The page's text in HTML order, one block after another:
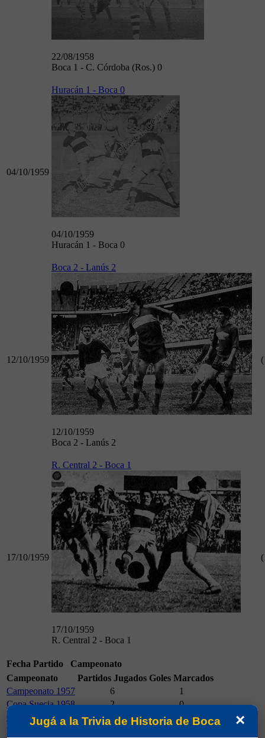
22/08/1958
Boca 1 - C. Córdoba (Ros.) 0
04/10/1959
Huracán 1 - Boca 0
04/10/1959
Huracán 1 - Boca 0
12/10/1959
Boca 2 - Lanús 2
12/10/1959
Boca 2 - Lanús 2
17/10/1959
R. Central 2 - Boca 1
17/10/1959
R. Central 2 - Boca 1
Fecha Partido
Campeonato
Campeonato
Partidos Jugados Goles Marcados
Campeonato 1957
6
1
Copa Suecia 1958
2
0
Campeonato 1959
2
Rival
×
Jugá a la Trivia de Historia de Boca